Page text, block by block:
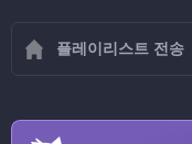
플레이리스트 전송